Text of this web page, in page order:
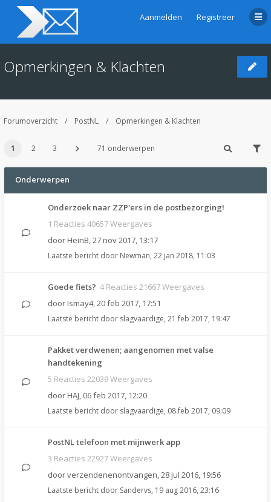
Aanmelden Registreer
Opmerkingen & Klachten
Forumoverzicht PostNL Opmerkingen & Klachten
1 2 3 71 onderwerpen
Onderwerpen
Onderzoek naar ZZP'ers in de postbezorging!
1 Reacties 40657 Weergaves
door HeinB,27 nov 2017, 13:17
Laatste bericht door Newman, 22 jan 2018, 11:03
Goede fiets? 4 Reacties 21667 Weergaves
door Ismay4,20 feb 2017, 17:51
Laatste bericht door slagvaardige, 21 feb 2017, 19:47
Pakket verdwenen; aangenomen met valse
handtekening
5 Reacties 22039 Weergaves
door HAJ, 06 feb 2017, 12:20
Laatste bericht door slagvaardige, 08 feb 2017, 09:09
PostNL telefoon met mijnwerk app
3 Reacties 22927 Weergaves
doorverzendenenontvangen,28 jul 2016, 19:56
Laatste bericht door Sandervs, 19 aug 2016, 23:16